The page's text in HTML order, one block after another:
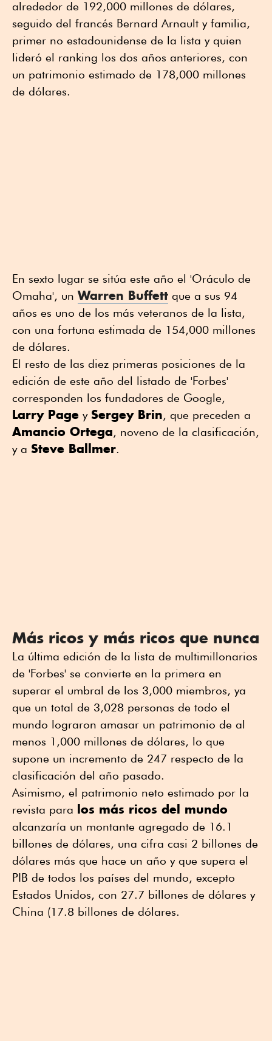
alrededor de 192,000 millones de dólares,
seguido del francés Bernard Arnault y familia,
primer no estadounidense de la lista y quien
lideró el ranking los dos años anteriores, con
un patrimonio estimado de 178,000 millones
de dólares.
En sexto lugar se sitúa este año el 'Oráculo de
Omaha', unWarren Buffett que a sus 94
años es uno de los más veteranos de la lista,
con una fortuna estimada de 154,000 millones
de dólares.
El resto de las diez primeras posiciones de la
edición de este año del listado de 'Forbes'
corresponden los fundadores de Google,
Larry Page y Sergey Brin, que preceden a
Amancio Ortega, noveno de la clasificación,
y a Steve Ballmer.
Más ricos y más ricos que nunca
La última edición de la lista de multimillonarios
de 'Forbes' se convierte en la primera en
superar el umbral de los 3,000 miembros, ya
que un total de 3,028 personas de todo el
mundo lograron amasar un patrimonio de al
menos 1,000 millones de dólares, lo que
supone un incremento de 247 respecto de la
clasificación del año pasado.
Asimismo, el patrimonio neto estimado por la
revista para los más ricos del mundo
alcanzaría un montante agregado de 16.1
billones de dólares, una cifra casi 2 billones de
dólares más que hace un año y que supera el
PIB de todos los países del mundo, excepto
Estados Unidos, con 27.7 billones de dólares y
China (17.8 billones de dólares.